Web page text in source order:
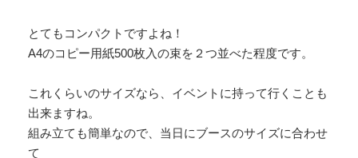
とてもコンパクトですよね！
A4のコピー用紙500枚入の束を２つ並べた程度です。
これくらいのサイズなら、イベントに持って行くことも
出来ますね。
組み立ても簡単なので、当日にブースのサイズに合わせ
て